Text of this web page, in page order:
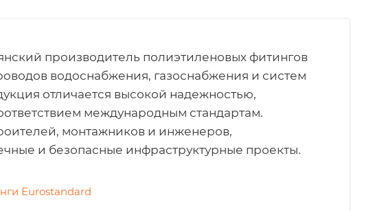
производитель полиэтиленовых фитингов
водоснабжения, газоснабжения и систем
отличается высокой надежностью,
международным стандартам.
монтажников и инженеров,
и безопасные инфраструктурные проекты.
Eurostandard